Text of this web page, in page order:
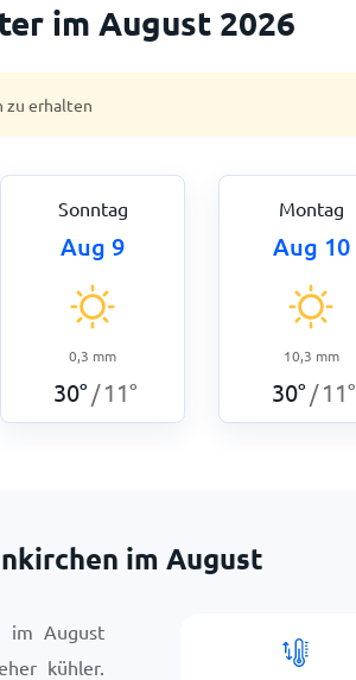
im August 2026
zu erhalten
Sonntag
Aug 9
0,3 mm
30° / 11°
Montag
Aug 10
10,3 mm
30° / 11°
im August
im August
kühler.